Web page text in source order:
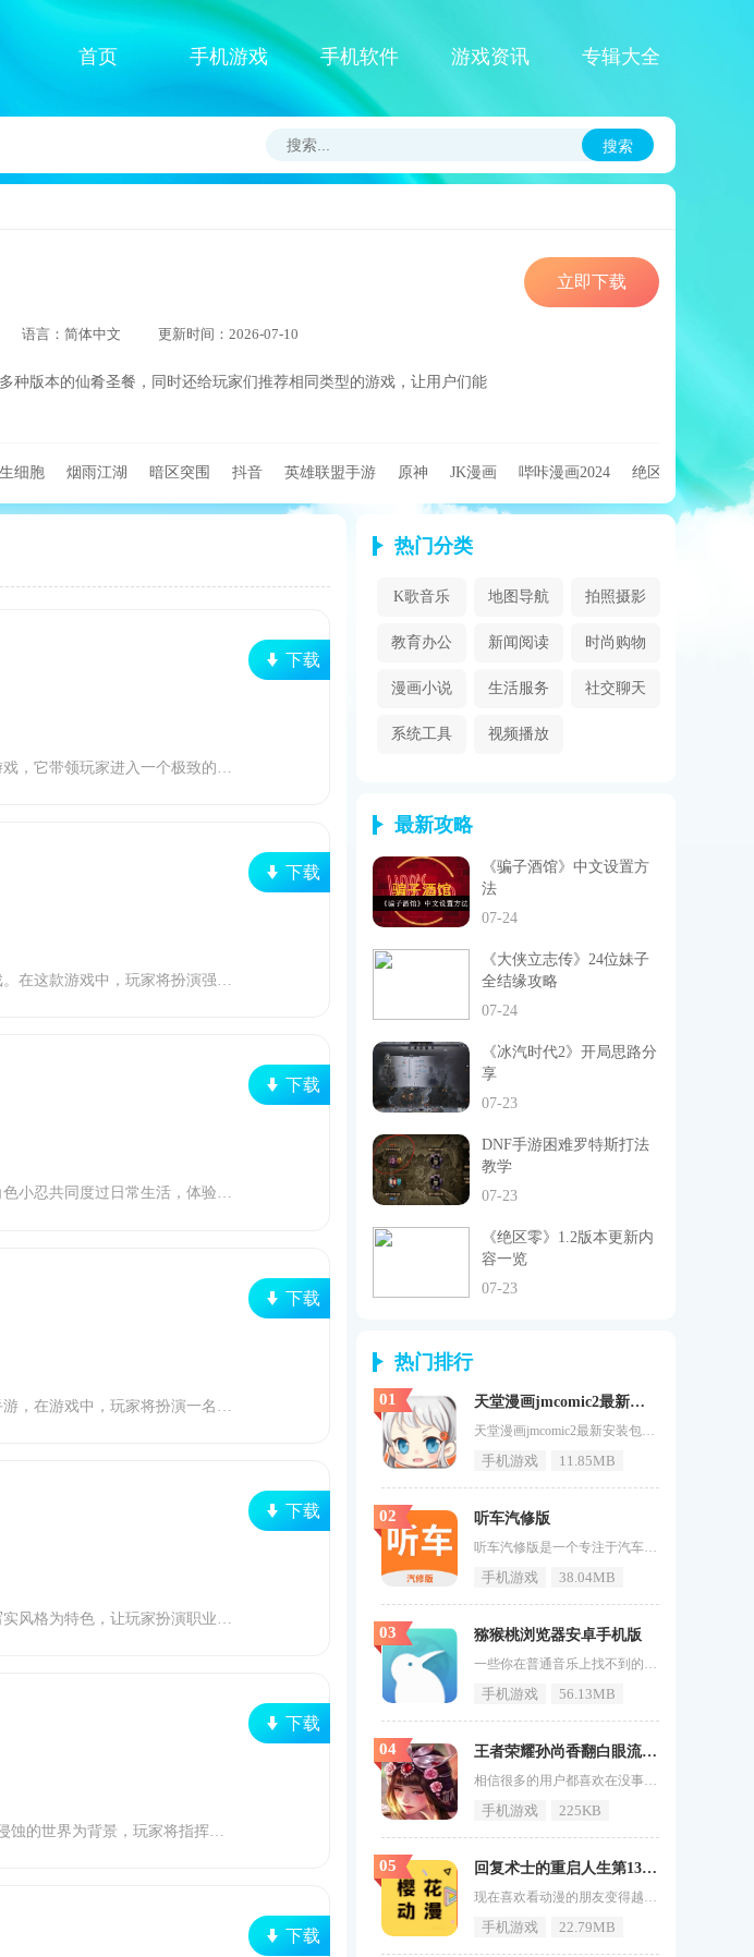
首页 手机游戏 手机软件 游戏资讯 专辑大全
搜索
语言：简体中文 更新时间：2026-07-10
种版本的仙肴圣餐，同时还给玩家们推荐相同类型的游戏，让用户们能
立即下载
细胞 烟雨江湖 暗区突围 抖音 英雄联盟手游 原神 JK漫画 哔咔漫画2024 绝区零 碧蓝航
等知名火箭型号。感兴趣的小伙伴赶快下载最新的游戏版本吧。航天火箭飞行模拟器游戏特点1.玩家可以在游戏中扮演一名火箭飞行员，体验航天飞行的刺激与挑战
下载
美丽的田园中，建设自己的家园，种植各种食物，体验农耕的乐趣。2.家园建设：玩家需要规划和建设自己的家园，包括选择合适的地点、建造房屋、布置家园等，让家园
下载
充满爱的世界。感兴趣的小伙伴们赶快下载最新的游戏版本，与小忍共度美好时光吧！小忍计划游戏背景1.游戏以现代都市为背景，玩家与小忍共同度过日常生活，体验真实的
下载
袋妖怪世界充满好奇，那么赶快下载最新的游戏版本，开启你的训练师之旅吧！口袋妖怪绿宝石游戏背景1.游戏设定在一个名为奥德博士的神秘大陆上。2.玩家作为一名新
下载
种独特的游戏模式和挑战，让玩家享受驾驶乐趣并发挥操作技能。王牌竞速驾照考试攻略王牌竞速中，牌照考试也就是驾照考试，作为一个重要的玩法，我们通过驾照考试可以取
下载
故事。★《崩坏3》7.7版本维护通知、新活动预告★亲爱的舰长：为了给舰长带来更好的游戏体验，《崩坏3》将在8月8日（周四）进行版本更新维护，维护完成后将更新为
下载
下载
热门分类
K歌音乐 地图导航 拍照摄影
教育办公 新闻阅读 时尚购物
漫画小说 生活服务 社交聊天
系统工具 视频播放
最新攻略
《骗子酒馆》中文设置方
法
07-24
《大侠立志传》24位妹子
全结缘攻略
07-24
《冰汽时代2》开局思路分
享
07-23
DNF手游困难罗特斯打法
教学
07-23
《绝区零》1.2版本更新内
容一览
07-23
热门排行
天堂漫画jmcomic2最新安装包1.6.5
天堂漫画jmcomic2最新安装包1.6.5让我们每一个热爱看漫画的小伙伴都能轻松在线阅读到自己想看的漫画资源，超多免费的漫画本子实时更新，还有独特的下拉式阅读模式分享，想看什么最新的漫画都可以无限制在线阅读，感兴趣的小伙伴欢迎点击下载下来吧。天堂漫画jmcomic2最新安装包1.6.5阅读方式也很舒适1、天堂漫画jmcomic2最新安装包1.6.5操作并不困难，新手用户也可以轻松上手，便于用户快速使用软件阅读漫画。2、可以调整漫画的阅读方式，提供高清全彩漫画，让用户在
手机游戏 11.85MB
01
听车汽修版
听车汽修版是一个专注于汽车维修技术的在线学习平台。该平台提供专业的汽车维修案例供用户免费观看和学习，并配备详细的设备使用教程和分析方法，使没有基础知识的用户也能快速上手。用户可以随时随地通过手机在线收听/观看汽修行业大咖发布的优秀案例。该平台还提供500+车型原厂维修手册在线查询，方便用户查阅相关资料。听车汽修版软件内容1、听车汽修版是一个学习汽车维修技术的在线平台，提供专业的汽车维修案例供用户免费观看和学习。2、该平台还提供专业的设备使用教程和各种方法的详细分析
手机游戏 38.04MB
02
猕猴桃浏览器安卓手机版
一些你在普通音乐上找不到的内容，这里都会为你进行精准的呈现，让你能够获取极速的加载服务，获取更多精致的搜索功能，这就是《猕猴桃浏览器安卓手机版》的魅力所在，这是一款十分自由的浏览器软件，让你能够顺心的收获不错的服务，更好的了解自己喜欢的内容，有兴趣的朋友记得来71游戏网下载。猕猴桃浏览器安卓手机版功能介绍猕猴桃浏览器安卓手机版软件特色1、它还将为你提供最安全的使用环境，更多的最新资讯让你了解，在这力为你呈现更多资源。2、该软件包括更多的信息，还可以帮助你学习，学习辅助
手机游戏 56.13MB
03
王者荣耀孙尚香翻白眼流口水享受的表情图
相信很多的用户都喜欢在没事的时候，打几把王者荣耀来消磨一下寂寞无聊的时间，还可以增强你和朋友之间的关系。《王者荣耀孙尚香翻白眼流口水享受的表情图》中全部都是高清无水印的图片资源，你还可以设置成你的社交头像，看起来更加的有趣。王者荣耀孙尚香翻白眼流口水享受的表情图图片分享王者荣耀孙尚香翻白眼流口水享受的表情图内容介绍1、王者荣耀中非常热门受欢迎的女英雄的表情图片，看起来非常的搞笑。2、在这里你还可以看到孙尚香的各种趣味表情，非常的适合用来聊天斗图。3、你还可以将这组表
手机游戏 225KB
04
回复术士的重启人生第13集免费在线观看
现在喜欢看动漫的朋友变得越来越多了，而现在也有不少的好漫画值得大家观看，其中回复术士的重启人生就是其中比较出名的，如果你正在追这部动漫，那就赶紧下载樱花动漫App，在线免费观看第12的剧情。回复术士的重启人生第13集免费在线观看好用的看动漫软件视频介绍回复术士的重启人生第13集免费在线观看特色1、可以很轻松的找到丰富多样不同风格的动漫视频等你来免费的观看。2、樱花动漫App操作的方法是非常的简单，对新手非常的友好。3、涵盖了全网所有热门高质量的动漫资源等你来观看。
手机游戏 22.79MB
05